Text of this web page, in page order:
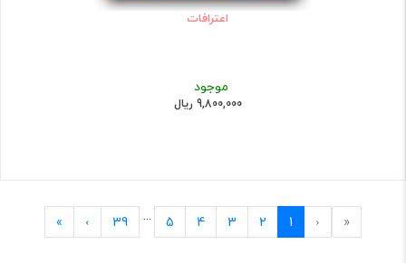
اعترافات
موجود
9,800,000 ریال
«
First
‹
Previous
1
2
3
4
5
...
39
›
Next
»